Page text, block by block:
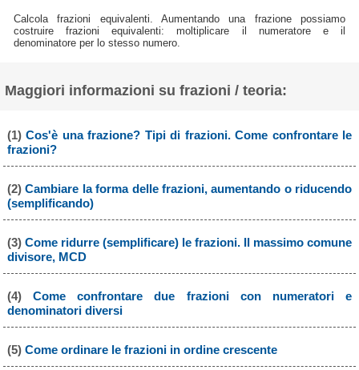
Calcola frazioni equivalenti. Aumentando una frazione possiamo
costruire frazioni equivalenti: moltiplicare il numeratore e il
denominatore per lo stesso numero.
Maggiori informazioni su frazioni / teoria:
(1)Cos'è una frazione? Tipi di frazioni. Come confrontare le
frazioni?
(2)Cambiare la forma delle frazioni, aumentando o riducendo
(semplificando)
(3) Come ridurre (semplificare) le frazioni. Il massimo comune
divisore, MCD
(4) Come confrontare due frazioni con numeratori e
denominatori diversi
(5) Come ordinare le frazioni in ordine crescente